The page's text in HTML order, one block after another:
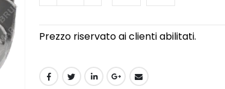
Prezzo riservato ai clienti abilitati.